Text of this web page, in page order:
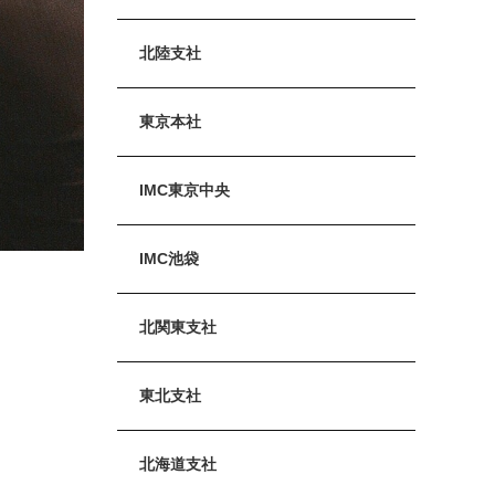
北陸支社
東京本社
IMC東京中央
IMC池袋
北関東支社
東北支社
北海道支社